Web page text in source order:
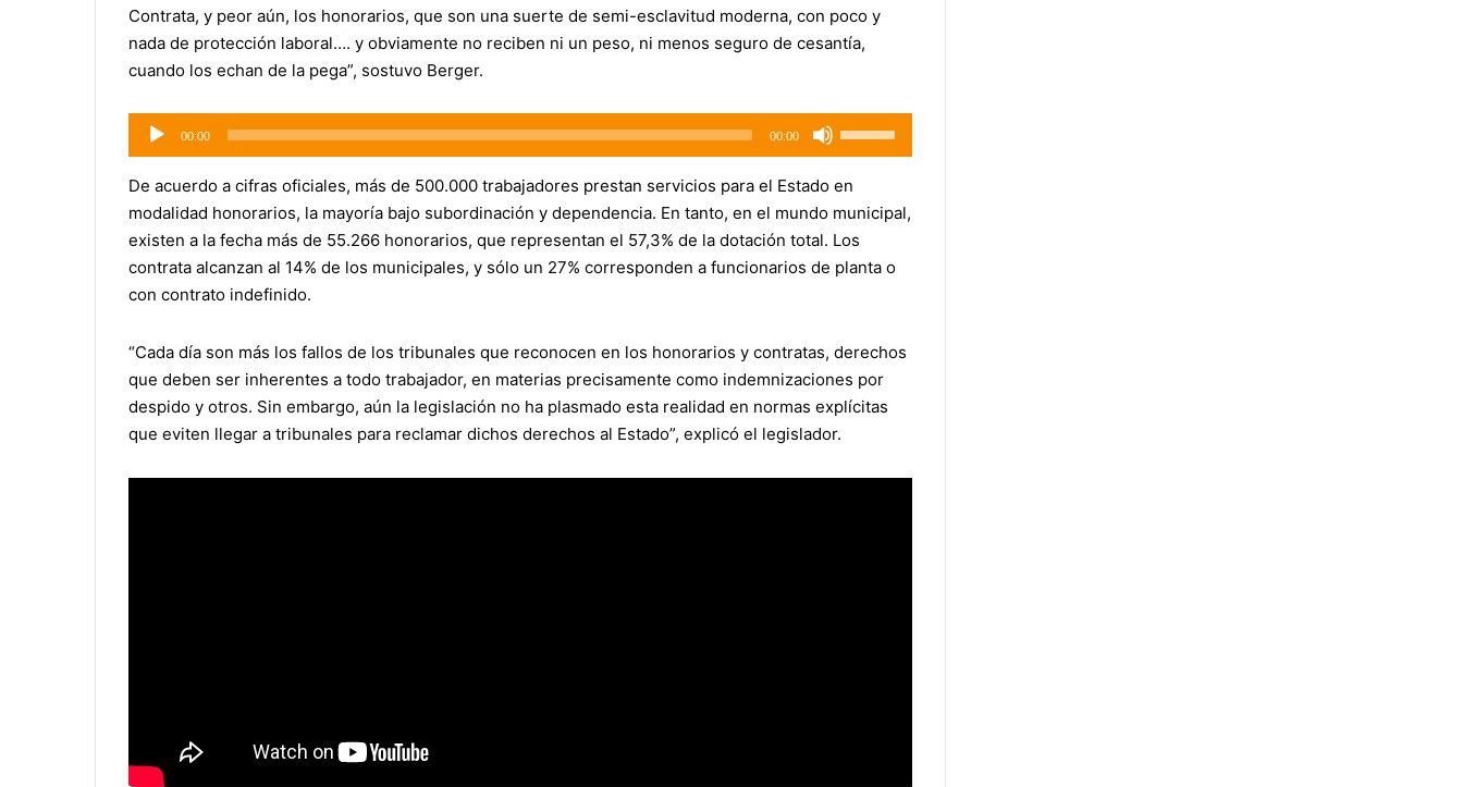
Contrata, y peor aún, los honorarios, que son una suerte de semi-esclavitud moderna, con poco y
nada de protección laboral…. y obviamente no reciben ni un peso, ni menos seguro de cesantía,
cuando los echan de la pega”, sostuvo Berger.
Reproductor
de
audio
00:00 00:00
Utiliza
las
teclas
de
flecha
arriba/abajo
o
disminuir
el
De acuerdo a cifras oficiales, más de 500.000 trabajadores prestan servicios para el Estado en
modalidad honorarios, la mayoría bajo subordinación y dependencia. En tanto, en el mundo municipal,
existen a la fecha más de 55.266 honorarios, que representan el 57,3% de la dotación total. Los
contrata alcanzan al 14% de los municipales, y sólo un 27% corresponden a funcionarios de planta o
con contrato indefinido.
“Cada día son más los fallos de los tribunales que reconocen en los honorarios y contratas, derechos
que deben ser inherentes a todo trabajador, en materias precisamente como indemnizaciones por
despido y otros. Sin embargo, aún la legislación no ha plasmado esta realidad en normas explícitas
que eviten llegar a tribunales para reclamar dichos derechos al Estado”, explicó el legislador.